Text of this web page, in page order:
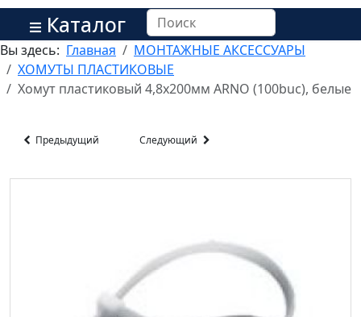
Каталог
Вы здесь: Главная
МОНТАЖНЫЕ АКСЕССУАРЫ
ХОМУТЫ ПЛАСТИКОВЫЕ
Хомут пластиковый 4,8х200мм ARNO (100buc), белые
Предыдущий Следующий